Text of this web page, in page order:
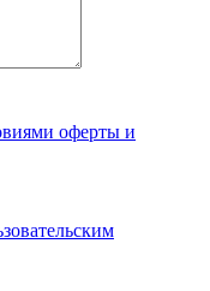
оферты и